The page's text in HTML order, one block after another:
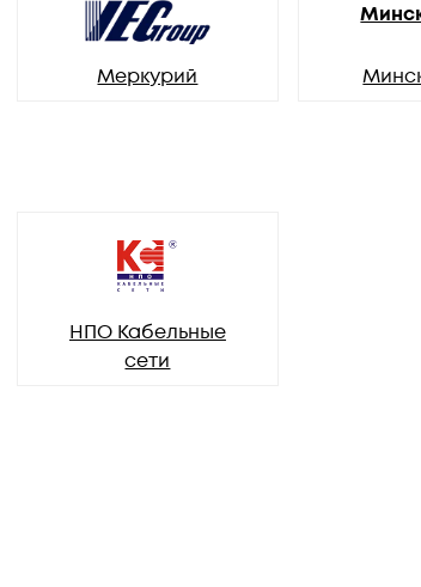
Меркурий
НПО Кабельные
сети